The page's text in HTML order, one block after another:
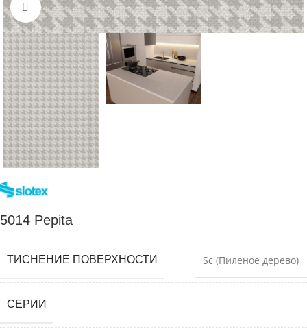
Нажмите для увеличения
5014 Pepita
ТИСНЕНИЕ ПОВЕРХНОСТИ Sc (Пиленое дерево)
СЕРИИ